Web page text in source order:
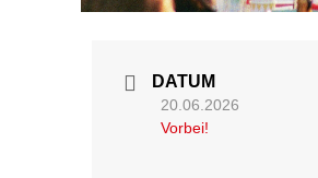
DATUM
20.06.2026
Vorbei!